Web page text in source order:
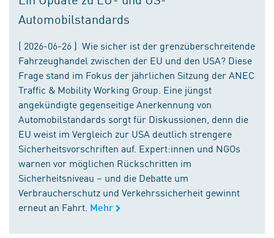
Automobilstandards
( 2026-06-26 ) Wie sicher ist der grenzüberschreitende
Fahrzeughandel zwischen der EU und den USA? Diese
Frage stand im Fokus der jährlichen Sitzung der ANEC
Traffic & Mobility Working Group. Eine jüngst
angekündigte gegenseitige Anerkennung von
Automobilstandards sorgt für Diskussionen, denn die
EU weist im Vergleich zur USA deutlich strengere
Sicherheitsvorschriften auf. Expert:innen und NGOs
warnen vor möglichen Rückschritten im
Sicherheitsniveau – und die Debatte um
Verbraucherschutz und Verkehrssicherheit gewinnt
erneut an Fahrt. Mehr